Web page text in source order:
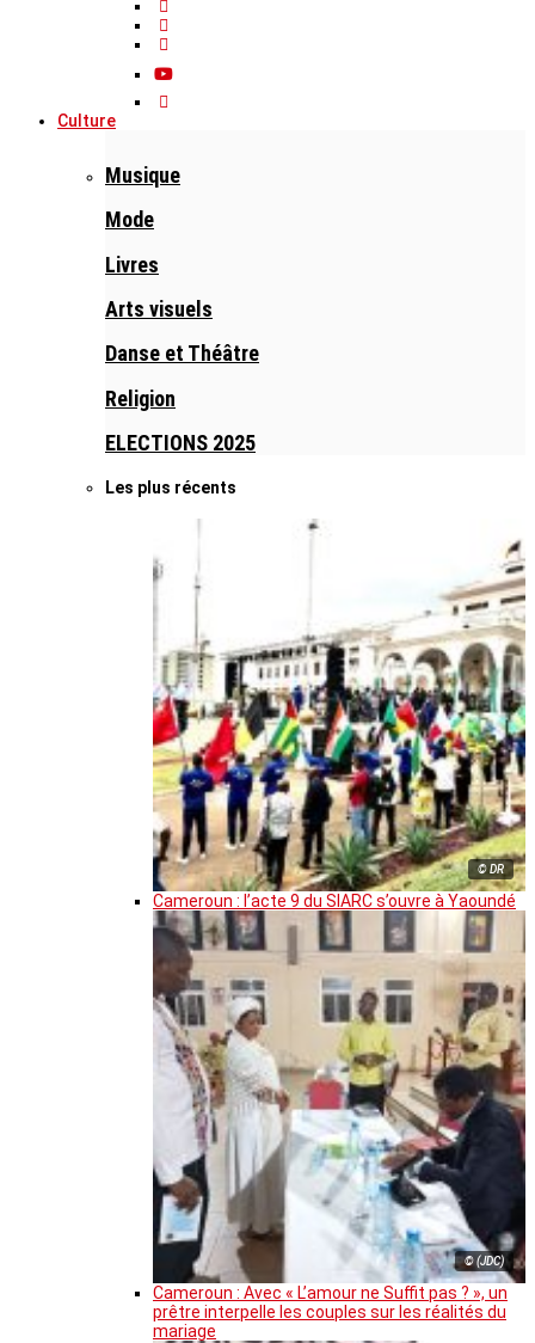
Culture
Musique
Mode
Livres
Arts visuels
Danse et Théâtre
Religion
ELECTIONS 2025
Les plus récents
© DR
Cameroun : l’acte 9 du SIARC s’ouvre à Yaoundé
© (JDC)
Cameroun : Avec « L’amour ne Suffit pas ? », un
prêtre interpelle les couples sur les réalités du
mariage